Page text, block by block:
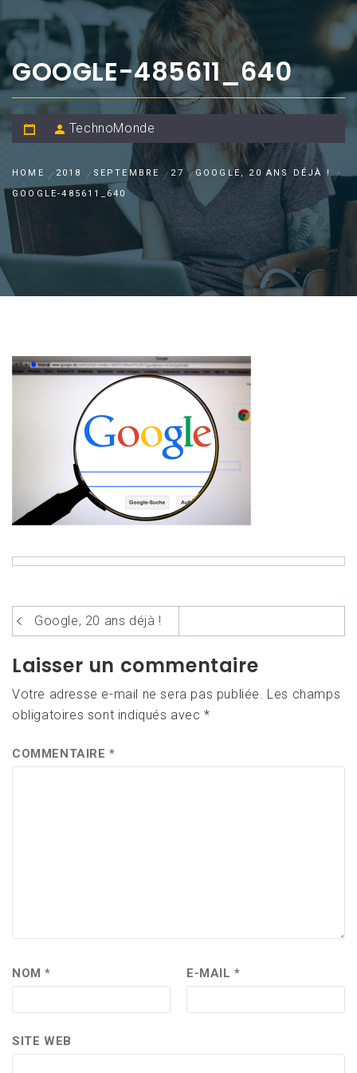
GOOGLE-485611_640
TechnoMonde
HOME 2018 SEPTEMBRE 27
GOOGLE, 20 ANS DÉJÀ !
GOOGLE-485611_640
Navigation
de
l’article
Google, 20 ans déjà !
Laisser un commentaire
Votre adresse e-mail ne sera pas publiée. Les champs
obligatoires sont indiqués avec*
COMMENTAIRE*
NOM* E-MAIL*
SITE WEB